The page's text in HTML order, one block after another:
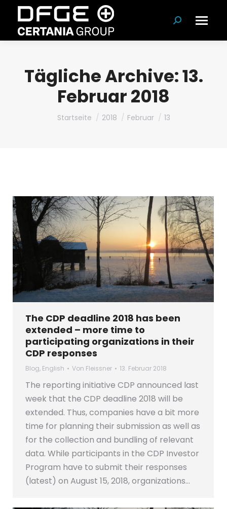
Suchen:
Tägliche Archive:13.
Februar 2018
Du bist hier:
Startseite 2018 Februar 13
The CDP deadline 2018 has been
extended – more time to
participating organizations in their
CDP responses
Blog, English Von Fleissner 13. Februar 2018
The reporting initiative CDP announced last
week that the CDP deadline 2018 will be
extended. Thus, companies have a bit more
time for planning their submission as well as
for the collection and bundling of relevant
data. While participants in the CDP Investor
Program have to submit their responses
(latest) on August 15, 2018, organizations…